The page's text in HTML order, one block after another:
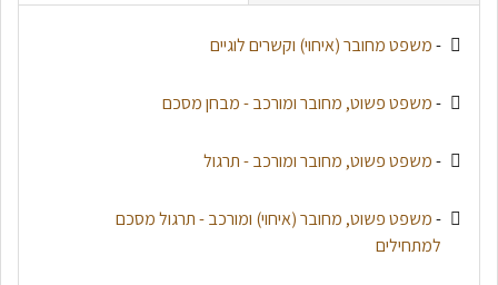
-משפט מחובר (איחוי) וקשרים לוגיים
-משפט פשוט, מחובר ומורכב - מבחן מסכם
-משפט פשוט, מחובר ומורכב - תרגול
-משפט פשוט, מחובר (איחוי) ומורכב - תרגול מסכם
למתחילים